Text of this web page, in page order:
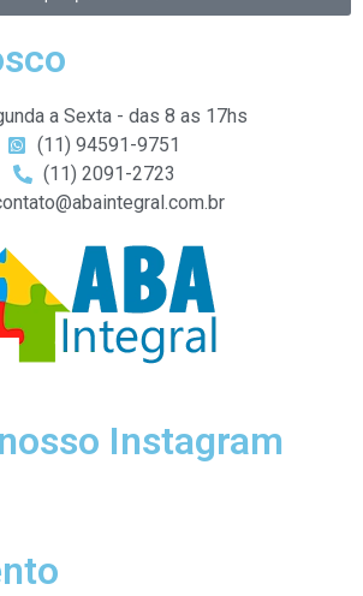
a Sexta - das 8 as 17hs
(11) 94591-9751
(11) 2091-2723
Instagram